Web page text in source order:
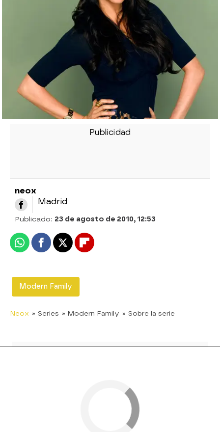
neox
Madrid
Publicado: 23 de agosto de 2010, 12:53
WhatsappFacebook
X Flipboard
Modern Family
Neox » Series » Modern Family » Sobre la serie